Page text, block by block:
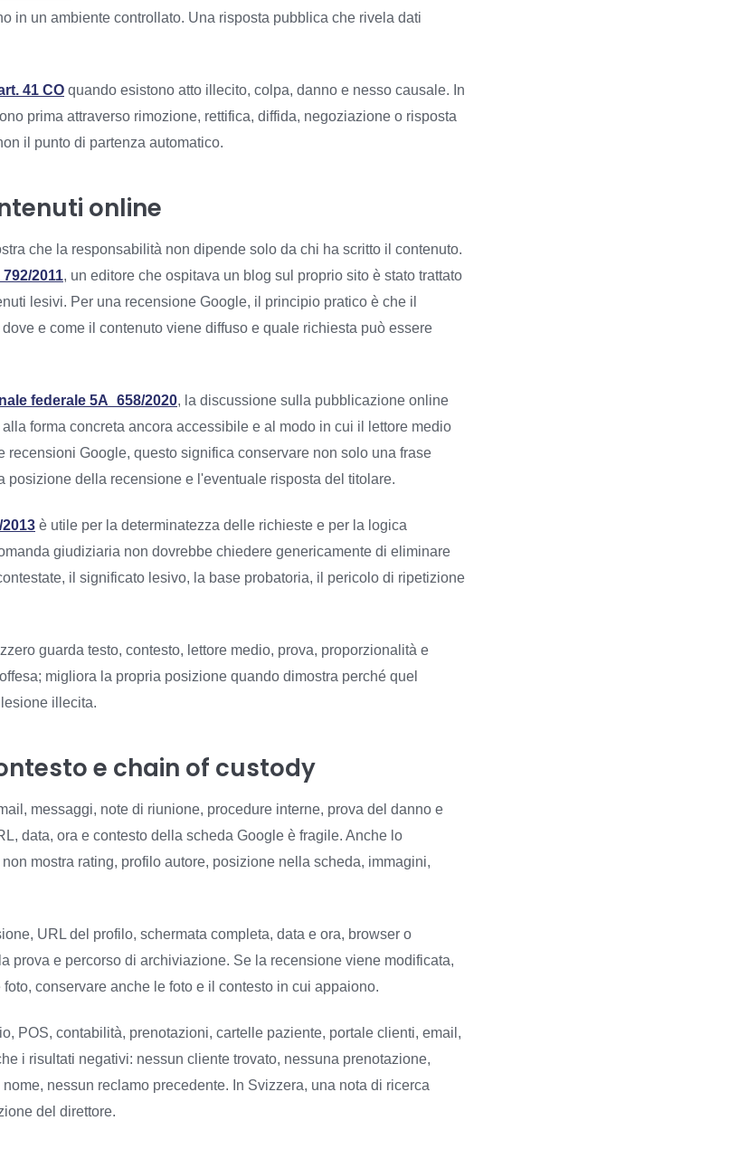
in un ambiente controllato. Una risposta pubblica che rivela dati
41 CO quando esistono atto illecito, colpa, danno e nesso causale. In
prima attraverso rimozione, rettifica, diffida, negoziazione o risposta
il punto di partenza automatico.
online
che la responsabilità non dipende solo da chi ha scritto il contenuto.
2011, un editore che ospitava un blog sul proprio sito è stato trattato
lesivi. Per una recensione Google, il principio pratico è che il
e come il contenuto viene diffuso e quale richiesta può essere
federale 5A_658/2020, la discussione sulla pubblicazione online
forma concreta ancora accessibile e al modo in cui il lettore medio
Google, questo significa conservare non solo una frase
della recensione e l'eventuale risposta del titolare.
è utile per la determinatezza delle richieste e per la logica
giudiziaria non dovrebbe chiedere genericamente di eliminare
il significato lesivo, la base probatoria, il pericolo di ripetizione
guarda testo, contesto, lettore medio, prova, proporzionalità e
migliora la propria posizione quando dimostra perché quel
illecita.
e chain of custody
messaggi, note di riunione, procedure interne, prova del danno e
data, ora e contesto della scheda Google è fragile. Anche lo
mostra rating, profilo autore, posizione nella scheda, immagini,
URL del profilo, schermata completa, data e ora, browser o
prova e percorso di archiviazione. Se la recensione viene modificata,
conservare anche le foto e il contesto in cui appaiono.
POS, contabilità, prenotazioni, cartelle paziente, portale clienti, email,
i risultati negativi: nessun cliente trovato, nessuna prenotazione,
nessun reclamo precedente. In Svizzera, una nota di ricerca
del direttore.